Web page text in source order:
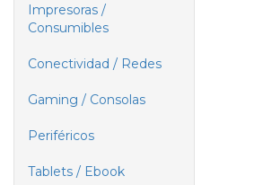
Impresoras /
Consumibles
Conectividad / Redes
Gaming / Consolas
Periféricos
Tablets / Ebook